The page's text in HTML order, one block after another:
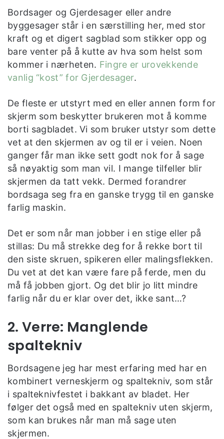
Bordsager og Gjerdesager eller andre
byggesager står i en særstilling her, med stor
kraft og et digert sagblad som stikker opp og
bare venter på å kutte av hva som helst som
kommer i nærheten. Fingre er urovekkende
vanlig “kost” for Gjerdesager.
De fleste er utstyrt med en eller annen form for
skjerm som beskytter brukeren mot å komme
borti sagbladet. Vi som bruker utstyr som dette
vet at den skjermen av og til er i veien. Noen
ganger får man ikke sett godt nok for å sage
så nøyaktig som man vil. I mange tilfeller blir
skjermen da tatt vekk. Dermed forandrer
bordsaga seg fra en ganske trygg til en ganske
farlig maskin.
Det er som når man jobber i en stige eller på
stillas: Du må strekke deg for å rekke bort til
den siste skruen, spikeren eller malingsflekken.
Du vet at det kan være fare på ferde, men du
må få jobben gjort. Og det blir jo litt mindre
farlig når du er klar over det, ikke sant…?
2. Verre: Manglende
spaltekniv
Bordsagene jeg har mest erfaring med har en
kombinert verneskjerm og spaltekniv, som står
i spalteknivfestet i bakkant av bladet. Her
følger det også med en spaltekniv uten skjerm,
som kan brukes når man må sage uten
skjermen.